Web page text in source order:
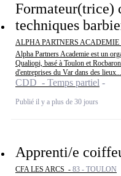
Formateur(trice)
techniques
ALPHA PARTNERS
Alpha Partners Academie est un
Qualiopi, basé à Toulon et
d'entreprises du Var dans des lieux...
CDD - Temps partiel
Publié il y a plus de 30 jours
Apprenti/e
CFA LES ARCS - 83 - TOULON